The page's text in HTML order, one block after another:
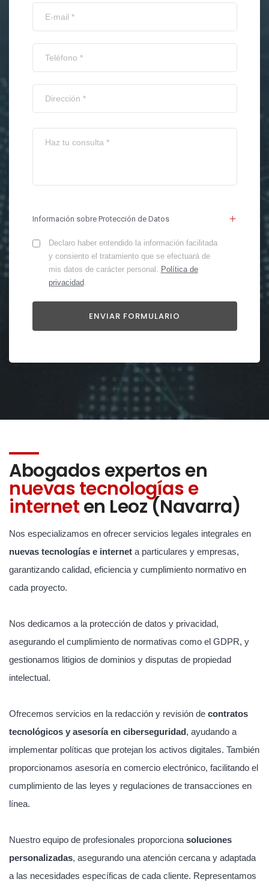
Información sobre Protección de Datos
Declaro haber entendido la información facilitada
y consiento el tratamiento que se efectuará de
mis datos de carácter personal. Política de
privacidad.
Abogados expertos en
nuevas tecnologías e
interneten Leoz (Navarra)
Nos especializamos en ofrecer servicios legales integrales en
nuevas tecnologías e internet a particulares y empresas,
garantizando calidad, eficiencia y cumplimiento normativo en
cada proyecto.
Nos dedicamos a la protección de datos y privacidad,
asegurando el cumplimiento de normativas como el GDPR, y
gestionamos litigios de dominios y disputas de propiedad
intelectual.
Ofrecemos servicios en la redacción y revisión de contratos
tecnológicos y asesoría en ciberseguridad, ayudando a
implementar políticas que protejan los activos digitales. También
proporcionamos asesoría en comercio electrónico, facilitando el
cumplimiento de las leyes y regulaciones de transacciones en
línea.
Nuestro equipo de profesionales proporciona soluciones
personalizadas, asegurando una atención cercana y adaptada
a las necesidades específicas de cada cliente. Representamos